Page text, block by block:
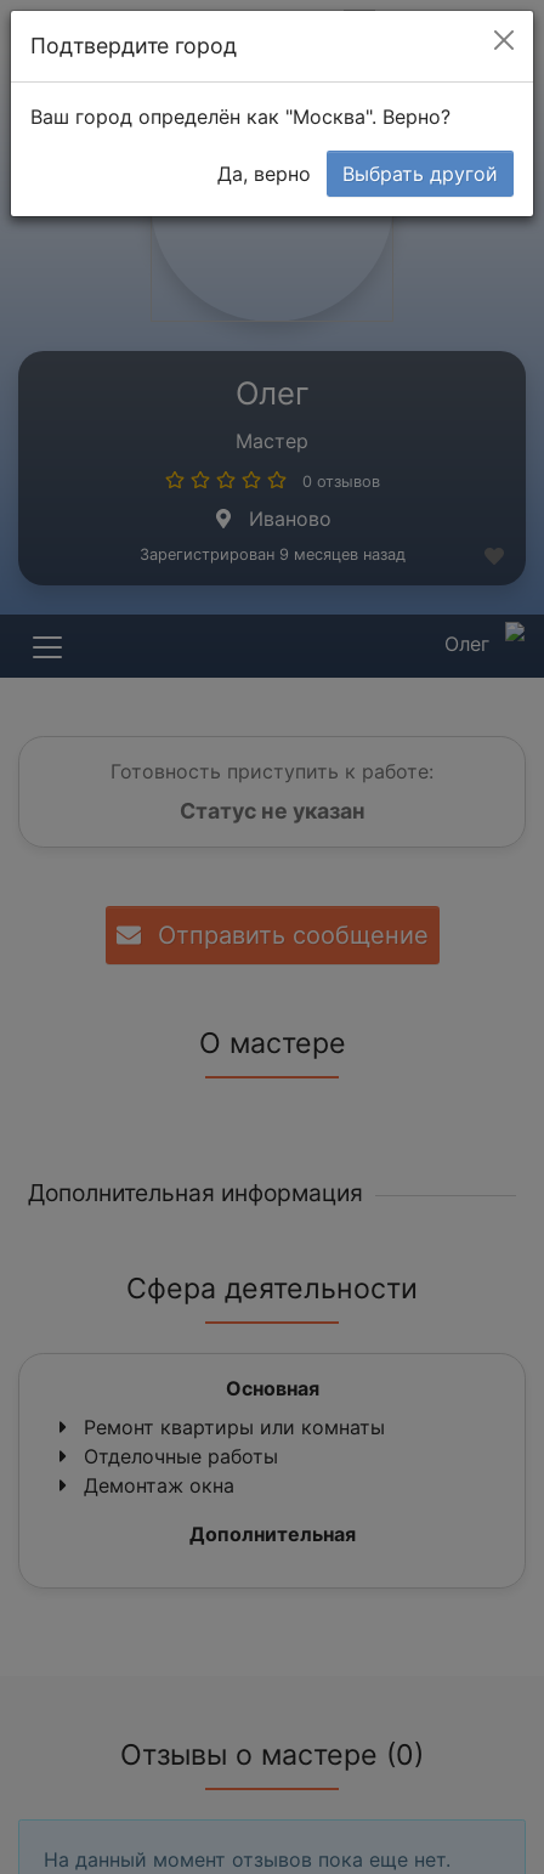
Олег
Мастер
0 отзывов
Иваново
Зарегистрирован 9 месяцев назад
Олег
Готовность приступить к работе:
Статус не указан
Отправить сообщение
О мастере
Дополнительная информация
Сфера деятельности
Основная
Ремонт квартиры или комнаты
Отделочные работы
Демонтаж окна
Дополнительная
Отзывы о мастере (0)
На данный момент отзывов пока еще нет.
Подтвердите город
Ваш город определён как "Москва". Верно?
Да, верно Выбрать другой